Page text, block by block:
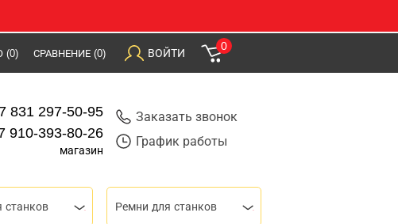
(0) СРАВНЕНИЕ (0) ВОЙТИ
0
831 297-50-95
910-393-80-26
магазин
Заказать звонок
График работы
станков Ремни для станков